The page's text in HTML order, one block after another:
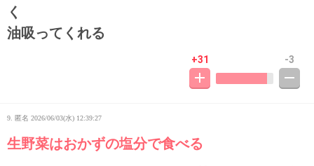
く
油吸ってくれる
+31 -3
9. 匿名 2026/06/03(水) 12:39:27
生野菜はおかずの塩分で食べる